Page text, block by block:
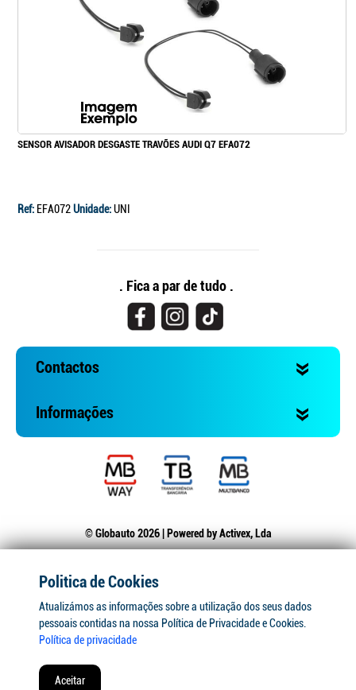
SENSOR AVISADOR DESGASTE TRAVÕES AUDI Q7 EFA072
Ref: EFA072Unidade:UNI
. Fica a par de tudo .
Contactos
Informações
© Globauto 2026 | Powered byActivex, Lda
Politica de Cookies
Atualizámos as informações sobre a utilização dos seus dados
pessoais contidas na nossa Política de Privacidade e Cookies.
Política de privacidade
Aceitar